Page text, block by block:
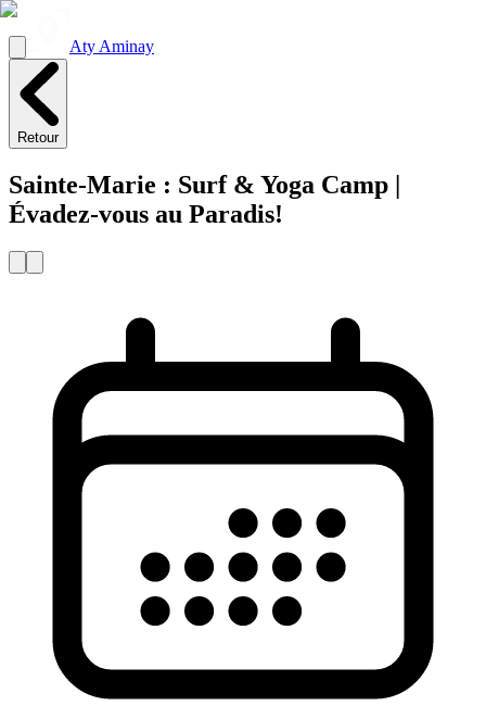
Aty Aminay
Retour
Sainte-Marie : Surf & Yoga Camp |
Évadez-vous au Paradis!